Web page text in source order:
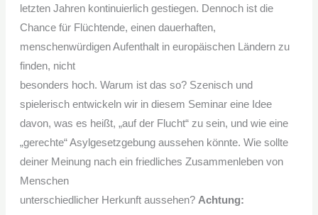
letzten Jahren kontinuierlich gestiegen. Dennoch ist die
Chance für Flüchtende, einen dauerhaften,
menschenwürdigen Aufenthalt in europäischen Ländern zu
finden, nicht
besonders hoch. Warum ist das so? Szenisch und
spielerisch entwickeln wir in diesem Seminar eine Idee
davon, was es heißt, „auf der Flucht“ zu sein, und wie eine
„gerechte“ Asylgesetzgebung aussehen könnte. Wie sollte
deiner Meinung nach ein friedliches Zusammenleben von
Menschen
unterschiedlicher Herkunft aussehen? Achtung: